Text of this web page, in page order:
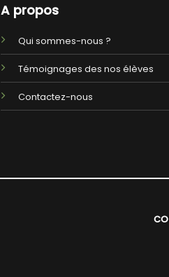
A propos
Qui sommes-nous ?
Témoignages des nos élèves
Contactez-nous